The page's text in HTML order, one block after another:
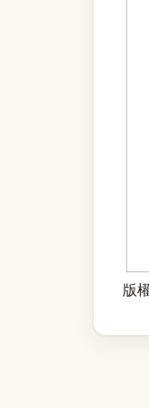
版